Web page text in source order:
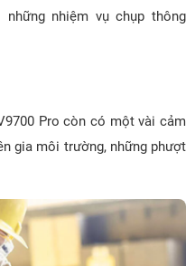
nhiệm vụ chụp thông
Pro còn có một vài cảm
gia môi trường, những phượt